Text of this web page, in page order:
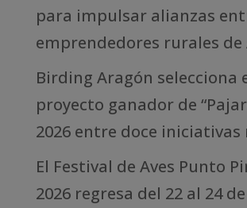
para impulsar alianzas
emprendedores rurales de
Birding Aragón selecciona
proyecto ganador de
2026 entre doce iniciativas
El Festival de Aves Punto
2026 regresa del 22 al 24